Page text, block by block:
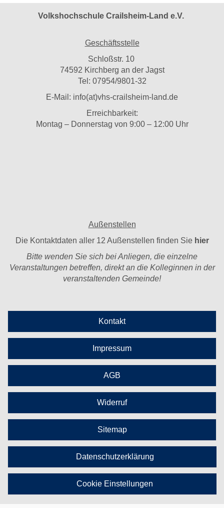
Volkshochschule Crailsheim-Land e.V.
Geschäftsstelle
Schloßstr. 10
74592 Kirchberg an der Jagst
Tel: 07954/9801-32
E-Mail: info(at)vhs-crailsheim-land.de
Erreichbarkeit:
Montag – Donnerstag von 9:00 – 12:00 Uhr
Außenstellen
Die Kontaktdaten aller 12 Außenstellen finden Sie hier
Bitte wenden Sie sich bei Anliegen, die einzelne
Veranstaltungen betreffen, direkt an die Kolleginnen in der
veranstaltenden Gemeinde!
Kontakt
Impressum
AGB
Widerruf
Sitemap
Datenschutzerklärung
Cookie Einstellungen